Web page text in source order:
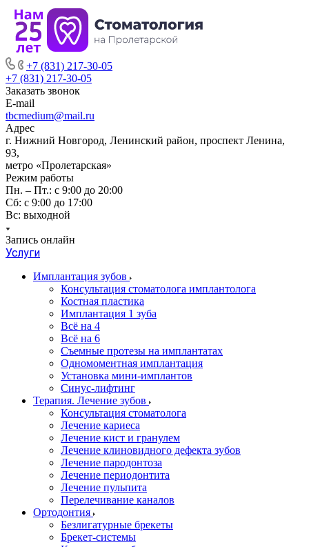
+7 (831) 217-30-05
+7 (831) 217-30-05
Заказать звонок
E-mail
tbcmedium@mail.ru
Адрес
г. Нижний Новгород, Ленинский район, проспект Ленина,
93,
метро «Пролетарская»
Режим работы
Пн. – Пт.: с 9:00 до 20:00
Cб: с 9:00 до 17:00
Вс: выходной
Запись онлайн
Услуги
Имплантация зубов
Консультация стоматолога имплантолога
Костная пластика
Имплантация 1 зуба
Всё на 4
Всё на 6
Съемные протезы на имплантатах
Одномоментная имплантация
Установка мини-имплантов
Синус-лифтинг
Терапия. Лечение зубов
Консультация стоматолога
Лечение кариеса
Лечение кист и гранулем
Лечение клиновидного дефекта зубов
Лечение пародонтоза
Лечение периодонтита
Лечение пульпита
Перелечивание каналов
Ортодонтия
Безлигатурные брекеты
Брекет-системы